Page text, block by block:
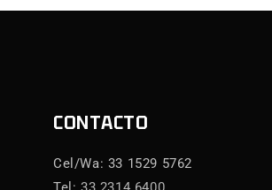
CONTACTO
Cel/Wa: 33 1529 5762